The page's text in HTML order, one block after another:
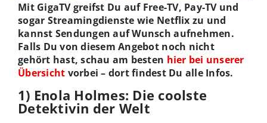
Mit GigaTV greifst Du auf Free-TV, Pay-TV und
sogar Streamingdienste wie Netflix zu und
kannst Sendungen auf Wunsch aufnehmen.
Falls Du von diesem Angebot noch nicht
gehört hast, schau am besten hier bei unserer
Übersicht vorbei – dort findest Du alle Infos.
1) Enola Holmes: Die coolste
Detektivin der Welt